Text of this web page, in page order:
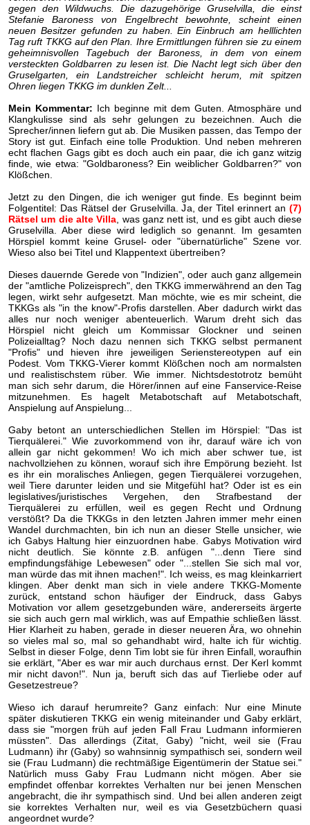
gegen den Wildwuchs. Die dazugehörige Gruselvilla, die einst
Stefanie Baroness von Engelbrecht bewohnte, scheint einen
neuen Besitzer gefunden zu haben. Ein Einbruch am helllichten
Tag ruft TKKG auf den Plan. Ihre Ermittlungen führen sie zu einem
geheimnisvollen Tagebuch der Baroness, in dem von einem
versteckten Goldbarren zu lesen ist. Die Nacht legt sich über den
Gruselgarten, ein Landstreicher schleicht herum, mit spitzen
Ohren liegen TKKG im dunklen Zelt...
Mein Kommentar: Ich beginne mit dem Guten. Atmosphäre und
Klangkulisse sind als sehr gelungen zu bezeichnen. Auch die
Sprecher/innen liefern gut ab. Die Musiken passen, das Tempo der
Story ist gut. Einfach eine tolle Produktion. Und neben mehreren
echt flachen Gags gibt es doch auch ein paar, die ich ganz witzig
finde, wie etwa: "Goldbaroness? Ein weiblicher Goldbarren?" von
Klößchen.
Jetzt zu den Dingen, die ich weniger gut finde. Es beginnt beim
Folgentitel: Das Rätsel der Gruselvilla. Ja, der Titel erinnert an (7)
Rätsel um die alte Villa, was ganz nett ist, und es gibt auch diese
Gruselvilla. Aber diese wird lediglich so genannt. Im gesamten
Hörspiel kommt keine Grusel- oder "übernatürliche" Szene vor.
Wieso also bei Titel und Klappentext übertreiben?
Dieses dauernde Gerede von "Indizien", oder auch ganz allgemein
der "amtliche Polizeisprech", den TKKG immerwährend an den Tag
legen, wirkt sehr aufgesetzt. Man möchte, wie es mir scheint, die
TKKGs als "in the know"-Profis darstellen. Aber dadurch wirkt das
alles nur noch weniger abenteuerlich. Warum dreht sich das
Hörspiel nicht gleich um Kommissar Glockner und seinen
Polizeialltag? Noch dazu nennen sich TKKG selbst permanent
"Profis" und hieven ihre jeweiligen Serienstereotypen auf ein
Podest. Vom TKKG-Vierer kommt Klößchen noch am normalsten
und realistischstem rüber. Wie immer. Nichtsdestotrotz bemüht
man sich sehr darum, die Hörer/innen auf eine Fanservice-Reise
mitzunehmen. Es hagelt Metabotschaft auf Metabotschaft,
Anspielung auf Anspielung...
Gaby betont an unterschiedlichen Stellen im Hörspiel: "Das ist
Tierquälerei." Wie zuvorkommend von ihr, darauf wäre ich von
allein gar nicht gekommen! Wo ich mich aber schwer tue, ist
nachvollziehen zu können, worauf sich ihre Empörung bezieht. Ist
es ihr ein moralisches Anliegen, gegen Tierquälerei vorzugehen,
weil Tiere darunter leiden und sie Mitgefühl hat? Oder ist es ein
legislatives/juristisches Vergehen, den Strafbestand der
Tierquälerei zu erfüllen, weil es gegen Recht und Ordnung
verstößt? Da die TKKGs in den letzten Jahren immer mehr einen
Wandel durchmachten, bin ich nun an dieser Stelle unsicher, wie
ich Gabys Haltung hier einzuordnen habe. Gabys Motivation wird
nicht deutlich. Sie könnte z.B. anfügen "...denn Tiere sind
empfindungsfähige Lebewesen" oder "...stellen Sie sich mal vor,
man würde das mit ihnen machen!". Ich weiss, es mag kleinkarriert
klingen. Aber denkt man sich in viele andere TKKG-Momente
zurück, entstand schon häufiger der Eindruck, dass Gabys
Motivation vor allem gesetzgebunden wäre, andererseits ärgerte
sie sich auch gern mal wirklich, was auf Empathie schließen lässt.
Hier Klarheit zu haben, gerade in dieser neueren Ära, wo ohnehin
so vieles mal so, mal so gehandhabt wird, halte ich für wichtig.
Selbst in dieser Folge, denn Tim lobt sie für ihren Einfall, woraufhin
sie erklärt, "Aber es war mir auch durchaus ernst. Der Kerl kommt
mir nicht davon!". Nun ja, beruft sich das auf Tierliebe oder auf
Gesetzestreue?
Wieso ich darauf herumreite? Ganz einfach: Nur eine Minute
später diskutieren TKKG ein wenig miteinander und Gaby erklärt,
dass sie "morgen früh auf jeden Fall Frau Ludmann informieren
müssten". Das allerdings (Zitat, Gaby) "nicht, weil sie (Frau
Ludmann) ihr (Gaby) so wahnsinnig sympathisch sei, sondern weil
sie (Frau Ludmann) die rechtmäßige Eigentümerin der Statue sei."
Natürlich muss Gaby Frau Ludmann nicht mögen. Aber sie
empfindet offenbar korrektes Verhalten nur bei jenen Menschen
angebracht, die ihr sympathisch sind. Und bei allen anderen zeigt
sie korrektes Verhalten nur, weil es via Gesetzbüchern quasi
angeordnet wurde?